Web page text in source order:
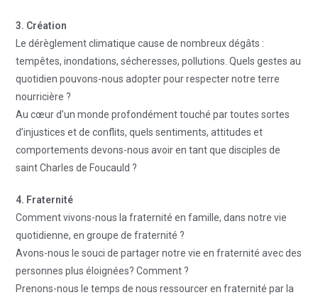
3. Création
Le dérèglement climatique cause de nombreux dégâts :
tempêtes, inondations, sécheresses, pollutions. Quels gestes au
quotidien pouvons-nous adopter pour respecter notre terre
nourricière ?
Au cœur d’un monde profondément touché par toutes sortes
d’injustices et de conflits, quels sentiments, attitudes et
comportements devons-nous avoir en tant que disciples de
saint Charles de Foucauld ?
4. Fraternité
Comment vivons-nous la fraternité en famille, dans notre vie
quotidienne, en groupe de fraternité ?
Avons-nous le souci de partager notre vie en fraternité avec des
personnes plus éloignées? Comment ?
Prenons-nous le temps de nous ressourcer en fraternité par la